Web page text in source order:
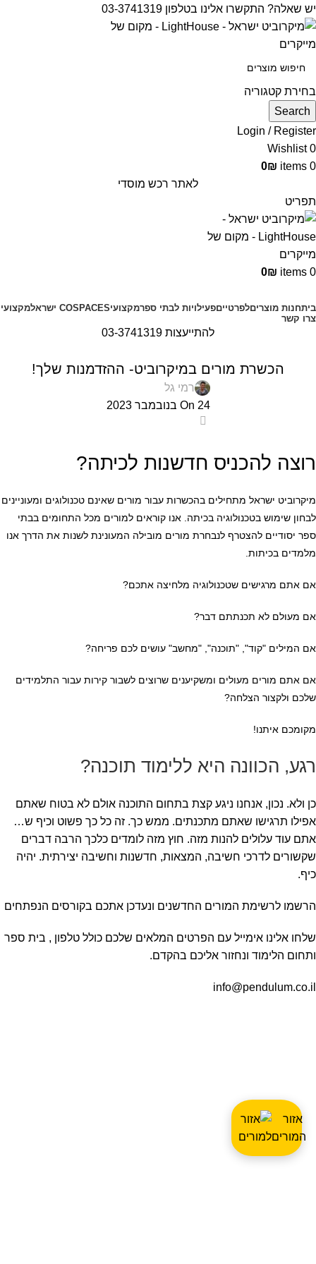
אזור
המורים
יש שאלה? התקשרו אלינו בטלפון 03-3741319
בחירת קטגוריה
Search
Login / Register
0
Wishlist
0
items
0₪
לאתר רכש מוסדי
תפריט
0
items
0₪
ביתחנות מוצריםלפרטייםפעילויות לבתי ספרמקצועיCOSPACES ישראל
מקצועי
צרו קשר
להתייעצות 03-3741319
הכשרת מורים במיקרוביט- ההזדמנות שלך!
רמי גל
On 24 בנובמבר 2023
רוצה להכניס חדשנות לכיתה?
מיקרוביט ישראל מתחילים בהכשרות עבור מורים שאינם טכנולוגים ומעוניינים
לבחון שימוש בטכנולוגיה בכיתה. אנו קוראים למורים מכל התחומים בבתי
ספר יסודיים להצטרף לנבחרת מורים מובילה המעונינת לשנות את הדרך אנו
מלמדים בכיתות.
אם אתם מרגישים שטכנולוגיה מלחיצה אתכם?
אם מעולם לא תכנתתם דבר?
אם המילים "קוד", "תוכנה", "מחשב" עושים לכם פריחה?
אם אתם מורים מעולים ומשקיענים שרוצים לשבור קירות עבור התלמידים
שלכם ולקצור הצלחה?
מקומכם איתנו!
רגע, הכוונה היא ללימוד תוכנה?
כן ולא. נכון, אנחנו ניגע קצת בתחום התוכנה אולם לא בטוח שאתם
אפילו תרגישו שאתם מתכנתים. ממש כך. זה כל כך פשוט וכיף ש…
אתם עוד עלולים להנות מזה. חוץ מזה לומדים כלכך הרבה דברים
שקשורים לדרכי חשיבה, המצאות, חדשנות וחשיבה יצירתית. יהיה
כיף.
הרשמו לרשימת המורים החדשנים ונעדכן אתכם בקורסים הנפתחים
שלחו אלינו אימייל עם הפרטים המלאים שלכם כולל טלפון , בית ספר
ותחום הלימוד ונחזור אליכם בהקדם.
info@pendulum.co.il